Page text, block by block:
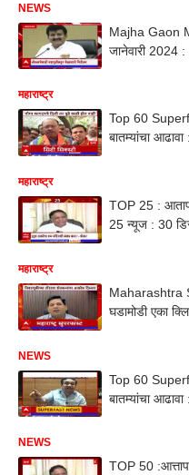
NEWS
Majha Gaon
जानेवारी 2024
महाराष्ट्र
Top 60
बातम्यांचा
महाराष्ट्र
TOP 25 :
25 न्यूज : 30
महाराष्ट्र
Maharashtra
घडामोडी एका
NEWS
Top 60
बातम्यांचा
NEWS
TOP 50